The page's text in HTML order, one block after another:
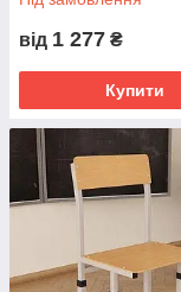
від 1 277 ₴
Купити